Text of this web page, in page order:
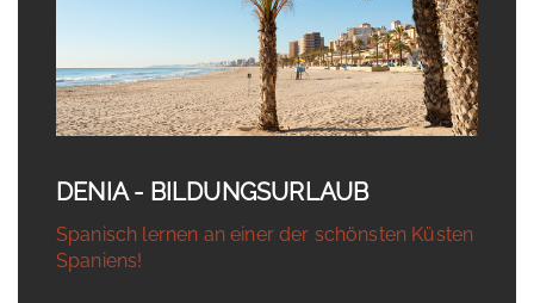
DENIA - BILDUNGSURLAUB
Spanisch lernen an einer der schönsten Küsten
Spaniens!